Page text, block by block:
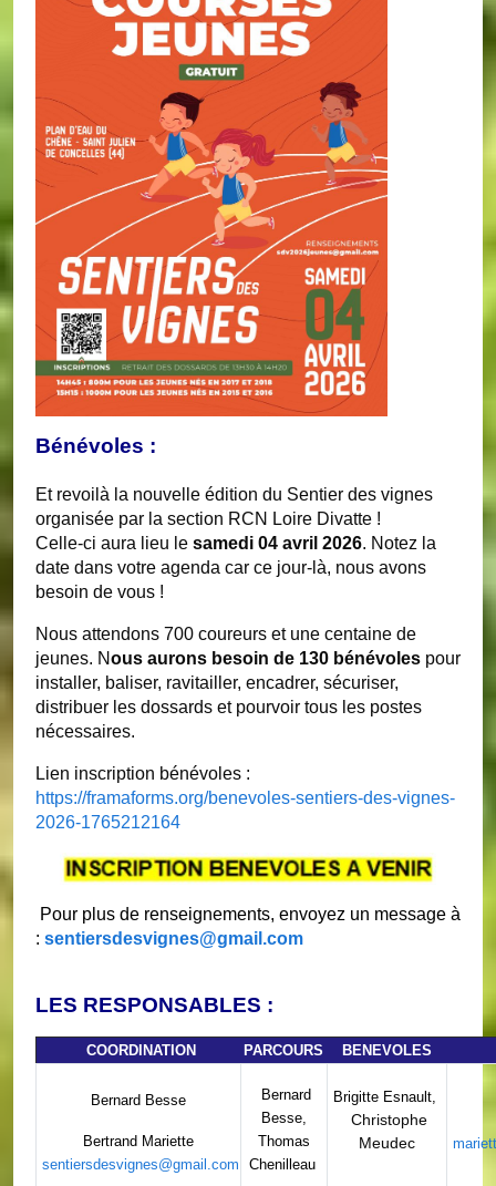
Bénévoles :
Et revoilà la nouvelle édition du Sentier des vignes
organisée par la section RCN Loire Divatte !
Celle-ci aura lieu le samedi 04 avril 2026. Notez la
date dans votre agenda car ce jour-là, nous avons
besoin de vous !
Nous attendons 700 coureurs et une centaine de
jeunes. Nous aurons besoin de 130 bénévoles pour
installer, baliser, ravitailler, encadrer, sécuriser,
distribuer les dossards et pourvoir tous les postes
nécessaires.
Lien inscription bénévoles :
https://framaforms.org/benevoles-sentiers-des-vignes-
2026-1765212164
Pour plus de renseignements, envoyez un message à
: sentiersdesvignes@gmail.com
LES RESPONSABLES :
COORDINATION PARCOURS BENEVOLES
Bernard Besse
Bertrand Mariette
sentiersdesvignes@gmail.com
Bernard
Besse,
Thomas
Chenilleau
Brigitte Esnault,
Christophe
Meudec